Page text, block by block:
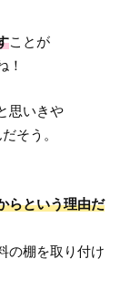
ことが
！
思いきや
そう。
らという理由だ
の棚を取り付け